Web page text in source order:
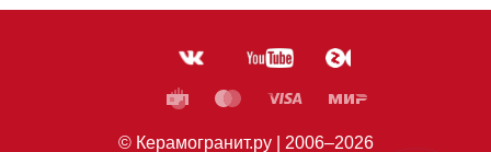
© Керамогранит.ру | 2006–2026